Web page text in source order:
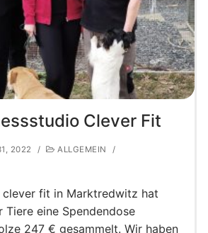
Clever Fit
2022 / ALLGEMEIN
/
clever fit in Marktredwitz hat
Tiere eine Spendendose
247 € gesammelt. Wir haben